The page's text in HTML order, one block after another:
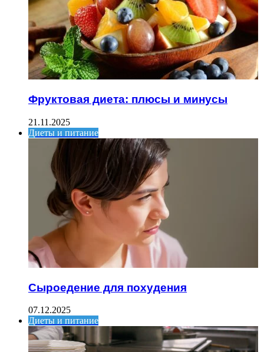
Фруктовая диета: плюсы и минусы
21.11.2025
Диеты и питание
Сыроедение для похудения
07.12.2025
Диеты и питание